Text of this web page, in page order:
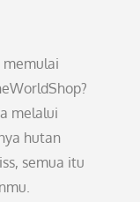
memulai
melalui
hutan
semua itu